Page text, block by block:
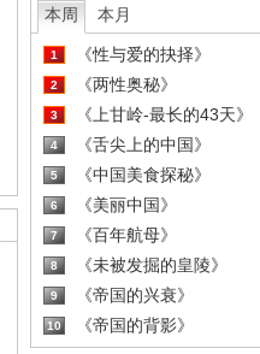
本周 本月
1 《性与爱的抉择》
2 《两性奥秘》
3 《上甘岭-最长的43天》
4 《舌尖上的中国》
5 《中国美食探秘》
6 《美丽中国》
7 《百年航母》
8 《未被发掘的皇陵》
9 《帝国的兴衰》
10 《帝国的背影》